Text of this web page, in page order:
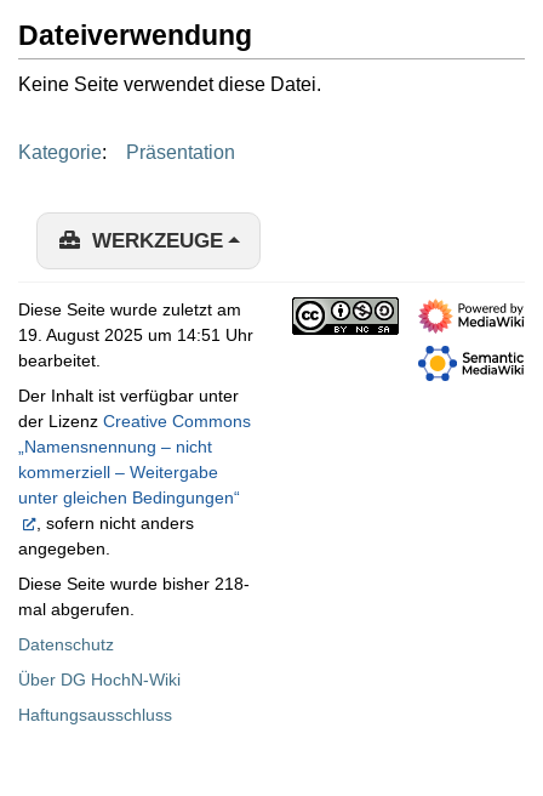
Dateiverwendung
Keine Seite verwendet diese Datei.
Kategorie: Präsentation
WERKZEUGE
Diese Seite wurde zuletzt am
19. August 2025 um 14:51 Uhr
bearbeitet.
Der Inhalt ist verfügbar unter
der Lizenz Creative Commons
„Namensnennung – nicht
kommerziell – Weitergabe
unter gleichen Bedingungen“
, sofern nicht anders
angegeben.
Diese Seite wurde bisher 218-
mal abgerufen.
Datenschutz
Über DG HochN-Wiki
Haftungsausschluss